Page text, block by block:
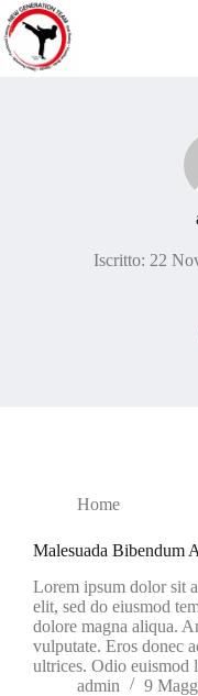
Salta
al
contenuto
Iscritto: 22
Home
Malesuada Bibendum
Lorem ipsum dolor sit
elit, sed do eiusmod
dolore magna aliqua.
vulputate. Eros donec
ultrices. Odio euismod
admin
9